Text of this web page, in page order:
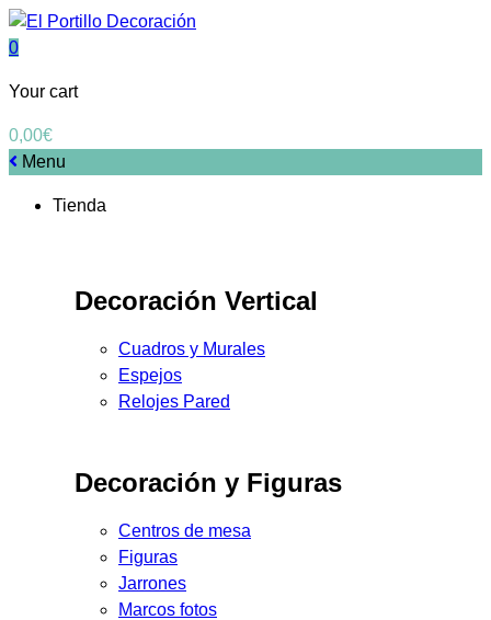
0
Your cart
0,00€
Menu
Tienda
Decoración Vertical
Cuadros y Murales
Espejos
Relojes Pared
Decoración y Figuras
Centros de mesa
Figuras
Jarrones
Marcos fotos